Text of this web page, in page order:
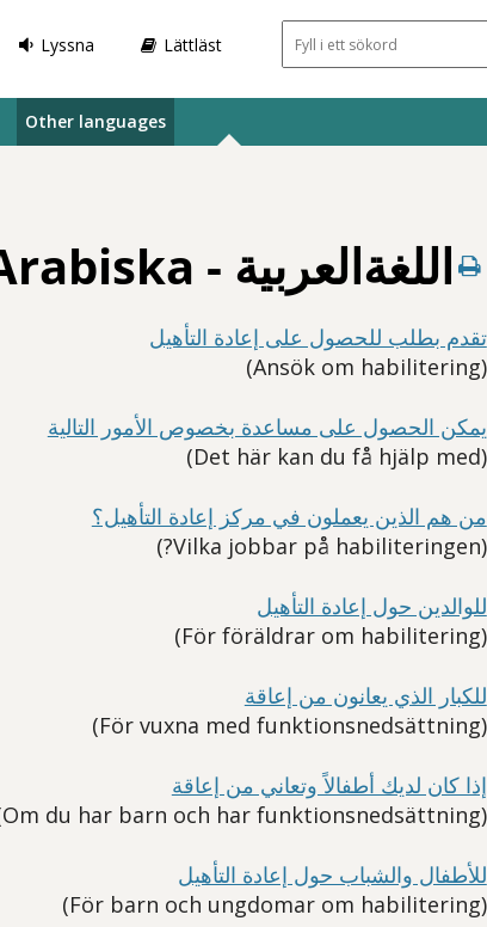
Lyssna Lättläst Sökfält
Other languages
اللغةالعربية - Arabiska
تقدم بطلب للحصول على إعادة التأهيل
(Ansök om habilitering)
يمكن الحصول على مساعدة بخصوص الأمور التالية
(Det här kan du få hjälp med)
من هم الذين يعملون في مركز إعادة التأهيل؟
(Vilka jobbar på habiliteringen?)
للوالدين حول إعادة التأهيل
(För föräldrar om habilitering)
للكبار الذي يعانون من إعاقة
(För vuxna med funktionsnedsättning)
إذا كان لديك أطفالاً وتعاني من إعاقة
(Om du har barn och har funktionsnedsättning)
للأطفال والشباب حول إعادة التأهيل
(För barn och ungdomar om habilitering)